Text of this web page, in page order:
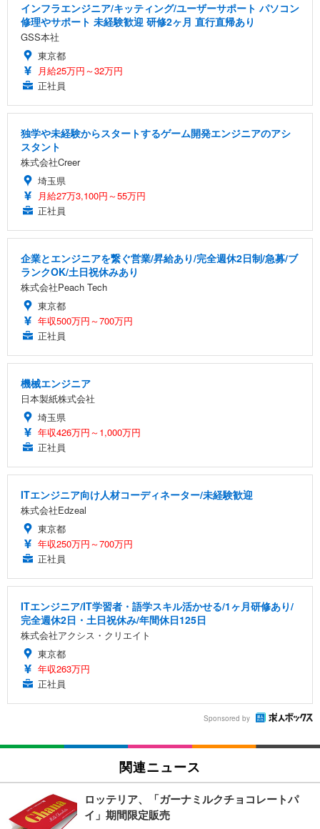
インフラエンジニア/キッティング/ユーザーサポート パソコン
修理やサポート 未経験歓迎 研修2ヶ月 直行直帰あり
GSS本社
東京都
月給25万円～32万円
正社員
独学や未経験からスタートするゲーム開発エンジニアのアシ
スタント
株式会社Creer
埼玉県
月給27万3,100円～55万円
正社員
企業とエンジニアを繋ぐ営業/昇給あり/完全週休2日制/急募/ブ
ランクOK/土日祝休みあり
株式会社Peach Tech
東京都
年収500万円～700万円
正社員
機械エンジニア
日本製紙株式会社
埼玉県
年収426万円～1,000万円
正社員
ITエンジニア向け人材コーディネーター/未経験歓迎
株式会社Edzeal
東京都
年収250万円～700万円
正社員
ITエンジニア/IT学習者・語学スキル活かせる/1ヶ月研修あり/
完全週休2日・土日祝休み/年間休日125日
株式会社アクシス・クリエイト
東京都
年収263万円
正社員
Sponsored by
関連ニュース
ロッテリア、「ガーナミルクチョコレートパ
イ」期間限定販売